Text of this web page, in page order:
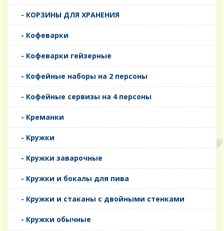
- КОРЗИНЫ ДЛЯ ХРАНЕНИЯ
- Кофеварки
- Кофеварки гейзерные
- Кофейные наборы на 2 персоны
- Кофейные сервизы на 4 персоны
- Креманки
- Кружки
- Кружки заварочные
- Кружки и бокалы для пива
- Кружки и стаканы с двойными стенками
- Кружки обычные